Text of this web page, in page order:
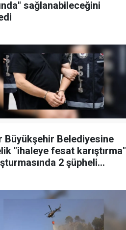
sağlanabileceğini
Büyükşehir Belediyesine
"ihaleye fesat karıştırma"
2 şüpheli